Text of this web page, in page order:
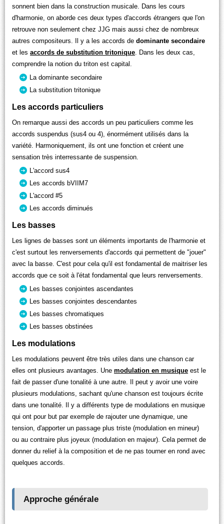
sonnent bien dans la construction musicale. Dans les cours
d'harmonie, on aborde ces deux types d'accords étrangers que l'on
retrouve non seulement chez JJG mais aussi chez de nombreux
autres compositeurs. Il y a les accords dedominante secondaire
et lesaccords de substitution tritonique. Dans les deux cas,
comprendre la notion du triton est capital.
La dominante secondaire
La substitution tritonique
Les accords particuliers
On remarque aussi des accords un peu particuliers comme les
accords suspendus (sus4 ou 4), énormément utilisés dans la
variété. Harmoniquement, ils ont une fonction et créent une
sensation très interressante de suspension.
L'accord sus4
Les accords bVIIM7
L'accord #5
Les accords diminués
Les basses
Les lignes de basses sont un éléments importants de l'harmonie et
c'est surtout les renversements d'accords qui permettent de "jouer"
avec la basse. C'est pour cela qu'il est fondamental de maitriser les
accords que ce soit à l'état fondamental que leurs renversements.
Les basses conjointes ascendantes
Les basses conjointes descendantes
Les basses chromatiques
Les basses obstinées
Les modulations
Les modulations peuvent être très utiles dans une chanson car
elles ont plusieurs avantages. Unemodulation en musique est le
fait de passer d'une tonalité à une autre. Il peut y avoir une voire
plusieurs modulations, sachant qu'une chanson est toujours écrite
dans une tonalité. Il y a différents type de modulations en musique
qui ont pour but par exemple de rajouter une dynamique, une
tension, d'apporter un passage plus triste (modulation en mineur)
ou au contraire plus joyeux (modulation en majeur). Cela permet de
donner du relief à la composition et de ne pas tourner en rond avec
quelques accords.
Approche générale